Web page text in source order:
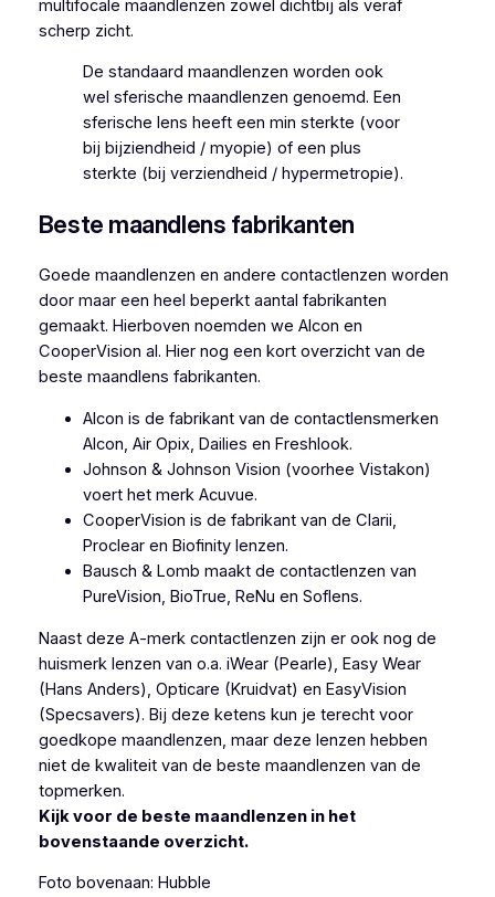
multifocale maandlenzen zowel dichtbij als veraf
scherp zicht.
De standaard maandlenzen worden ook
wel sferische maandlenzen genoemd. Een
sferische lens heeft een min sterkte (voor
bij bijziendheid / myopie) of een plus
sterkte (bij verziendheid / hypermetropie).
Beste maandlens fabrikanten
Goede maandlenzen en andere contactlenzen worden
door maar een heel beperkt aantal fabrikanten
gemaakt. Hierboven noemden we Alcon en
CooperVision al. Hier nog een kort overzicht van de
beste maandlens fabrikanten.
Alcon is de fabrikant van de contactlensmerken
Alcon, Air Opix, Dailies en Freshlook.
Johnson & Johnson Vision (voorhee Vistakon)
voert het merk Acuvue.
CooperVision is de fabrikant van de Clarii,
Proclear en Biofinity lenzen.
Bausch & Lomb maakt de contactlenzen van
PureVision, BioTrue, ReNu en Soflens.
Naast deze A-merk contactlenzen zijn er ook nog de
huismerk lenzen van o.a. iWear (Pearle), Easy Wear
(Hans Anders), Opticare (Kruidvat) en EasyVision
(Specsavers). Bij deze ketens kun je terecht voor
goedkope maandlenzen, maar deze lenzen hebben
niet de kwaliteit van de beste maandlenzen van de
topmerken.
Kijk voor de beste maandlenzen in het
bovenstaande overzicht.
Foto bovenaan: Hubble